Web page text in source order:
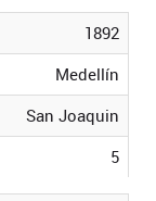
1892
Medellín
San Joaquin
5